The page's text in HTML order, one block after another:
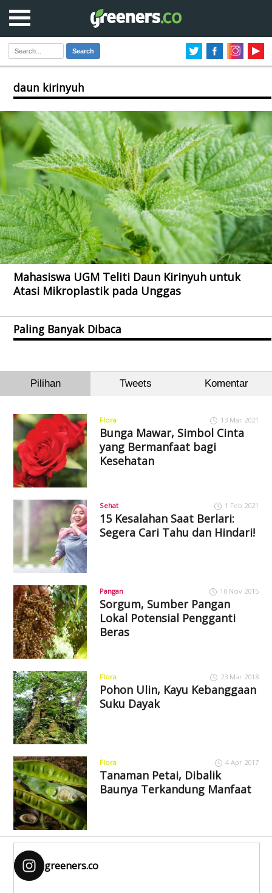
Search
daun kirinyuh
Mahasiswa UGM Teliti Daun Kirinyuh untuk
Atasi Mikroplastik pada Unggas
Paling Banyak Dibaca
Pilihan Tweets Komentar
Flora 13 Mar 2021
Bunga Mawar, Simbol Cinta
yang Bermanfaat bagi
Kesehatan
Sehat 1 Feb 2021
15 Kesalahan Saat Berlari:
Segera Cari Tahu dan Hindari!
Pangan 10 Nov 2015
Sorgum, Sumber Pangan
Lokal Potensial Pengganti
Beras
Flora 23 Mar 2018
Pohon Ulin, Kayu Kebanggaan
Suku Dayak
Flora 4 Apr 2017
Tanaman Petai, Dibalik
Baunya Terkandung Manfaat
greeners.co